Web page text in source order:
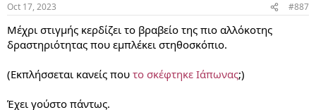
s
Oct 17, 2023 #887
Μέχρι στιγμής κερδίζει το βραβείο της πιο αλλόκοτης
δραστηριότητας που εμπλέκει στηθοσκόπιο.
(Εκπλήσσεται κανείς που το σκέφτηκε Ιάπωνας;)
Έχει γούστο πάντως.